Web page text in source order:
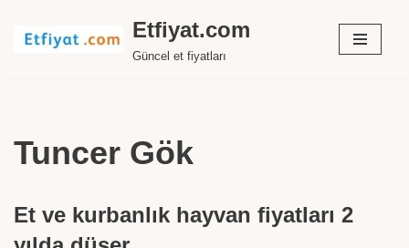
İçeriğe
Etfiyat.com
Güncel et fiyatları
Tuncer Gök
Et ve kurbanlık hayvan fiyatları 2